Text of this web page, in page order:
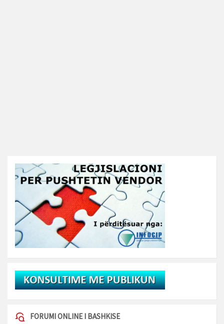
FORUMI ONLINE I BASHKISE